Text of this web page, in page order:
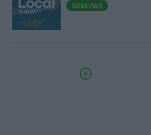
SAIBA MAIS